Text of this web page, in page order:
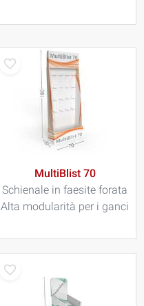
MultiBlist 70
Schienale in faesite forata
Alta modularità per i ganci